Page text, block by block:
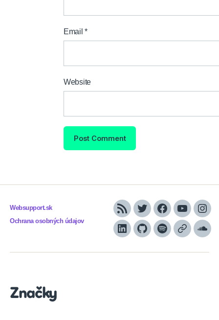
Email*
Website
Websupport.sk
Ochrana osobných údajov
RSS TwitterFacebook
YouTube
LinkedInGitHubSpotifyApple
Značky